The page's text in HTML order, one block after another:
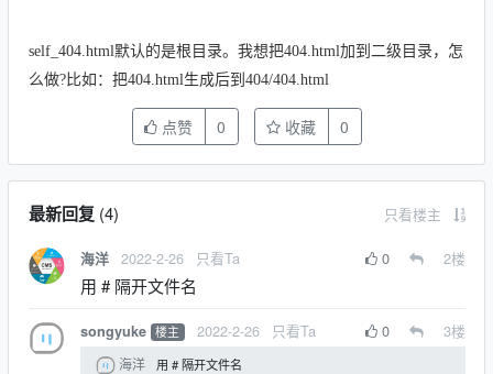
self_404.html默认的是根目录。我想把404.html加到二级目录，怎
么做?比如：把404.html生成后到404/404.html
点赞 0 收藏 0
最新回复(4) 只看楼主
海洋 2022-2-26 只看Ta 0 2楼
用 # 隔开文件名
songyuke 楼主 2022-2-26 只看Ta 0 3楼
海洋 用 # 隔开文件名